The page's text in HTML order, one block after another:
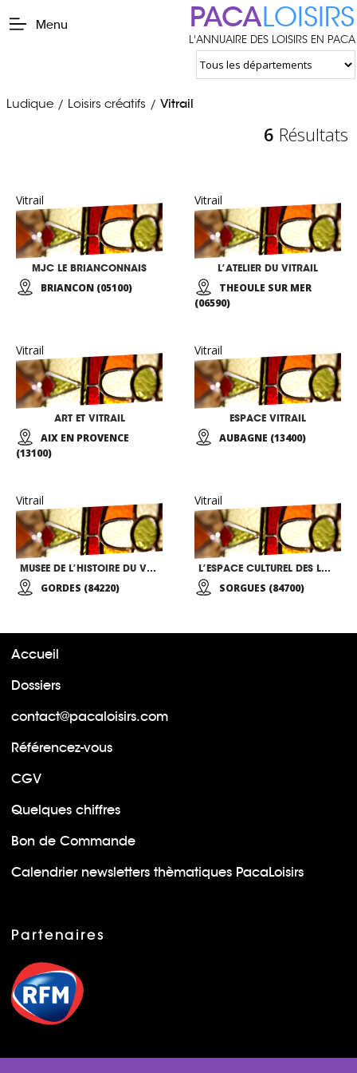
Menu PACALOISIRS
L'ANNUAIRE DES LOISIRS EN PACA
Ludique / Loisirs créatifs / Vitrail
6 Résultats
Vitrail
MJC LE BRIANCONNAIS
BRIANCON (05100)
Vitrail
L’ATELIER DU VITRAIL
THEOULE SUR MER
(06590)
Vitrail
ART ET VITRAIL
AIX EN PROVENCE
(13100)
Vitrail
ESPACE VITRAIL
AUBAGNE (13400)
Vitrail
MUSEE DE L’HISTOIRE DU VERRE ET DU VITRAIL
GORDES (84220)
Vitrail
L’ESPACE CULTUREL DES LOISIRS ET DES ARTS (E.C.L.A)
SORGUES (84700)
Accueil
Dossiers
contact@pacaloisirs.com
Référencez-vous
CGV
Quelques chiffres
Bon de Commande
Calendrier newsletters thèmatiques PacaLoisirs
Partenaires